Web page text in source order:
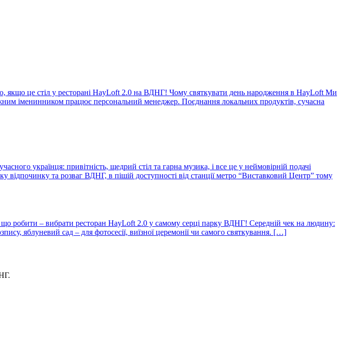
якщо це стіл у ресторані HayLoft 2.0 на ВДНГ! Чому святкувати день народження в HayLoft Ми
іменинником працює персональний менеджер. Поєднання локальних продуктів, сучасна
українця: привітність, щедрий стіл та гарна музика, і все це у неймовірній подачі
відпочинку та розваг ВДНГ, в пішій доступності від станції метро “Виставковий Центр” тому
що робити – вибрати ресторан HayLoft 2.0 у самому серці парку ВДНГ! Середній чек на людину:
яблуневий сад – для фотосесії, виїзної церемонії чи самого святкування. […]